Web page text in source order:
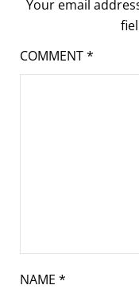
Your email
COMMENT*
NAME *